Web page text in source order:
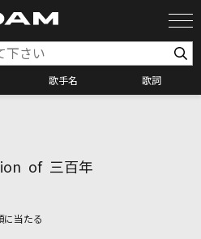
歌手名 歌詞
of 三百年
に当たる